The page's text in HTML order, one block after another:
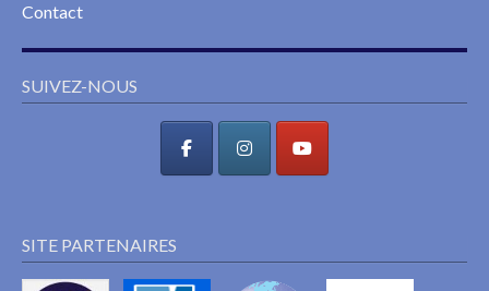
Contact
SUIVEZ-NOUS
SITE PARTENAIRES